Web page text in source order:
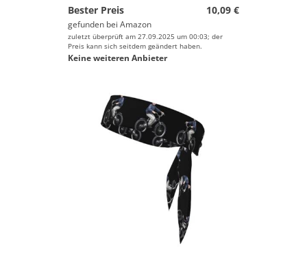
Bester Preis
10,09 €
gefunden bei Amazon
zuletzt überprüft am 27.09.2025 um 00:03; der
Preis kann sich seitdem geändert haben.
Keine weiteren Anbieter